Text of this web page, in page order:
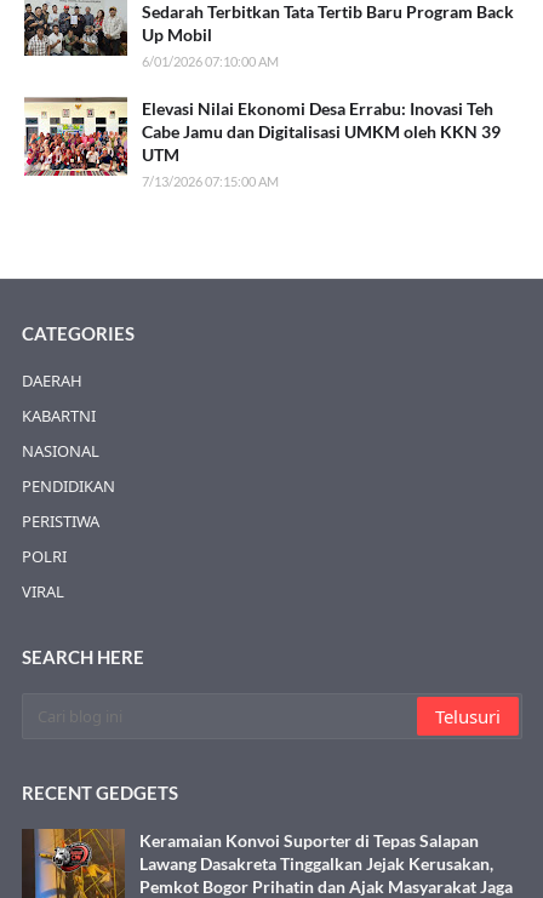
Sedarah Terbitkan Tata Tertib Baru Program Back
Up Mobil
6/01/2026 07:10:00 AM
Elevasi Nilai Ekonomi Desa Errabu: Inovasi Teh
Cabe Jamu dan Digitalisasi UMKM oleh KKN 39
UTM
7/13/2026 07:15:00 AM
CATEGORIES
DAERAH
KABARTNI
NASIONAL
PENDIDIKAN
PERISTIWA
POLRI
VIRAL
SEARCH HERE
RECENT GEDGETS
Keramaian Konvoi Suporter di Tepas Salapan
Lawang Dasakreta Tinggalkan Jejak Kerusakan,
Pemkot Bogor Prihatin dan Ajak Masyarakat Jaga